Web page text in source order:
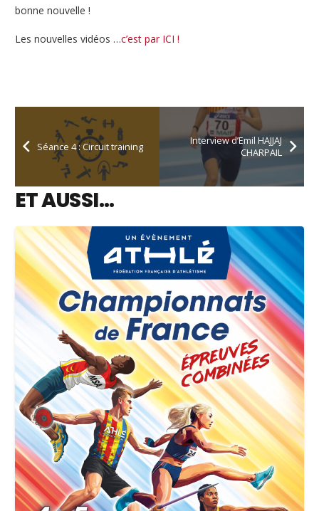
bonne nouvelle !
Les nouvelles vidéos …c’est par ICI !
Séance 4 : Circuit training
Interview d’Emil HAJJAJ
CHARPAIL
ET AUSSI…